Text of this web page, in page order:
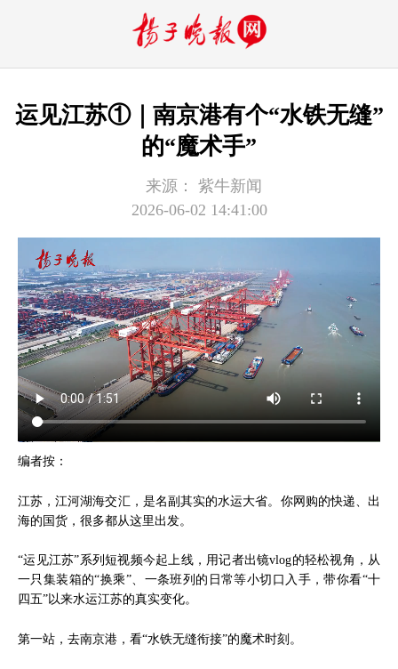
运见江苏①｜南京港有个“水铁无缝”
的“魔术手”
来源：
紫牛新闻
2026-06-02 14:41:00
编者按：
江苏，江河湖海交汇，是名副其实的水运大省。你网购的快递、出
海的国货，很多都从这里出发。
“运见江苏”系列短视频今起上线，用记者出镜vlog的轻松视角，从
一只集装箱的“换乘”、一条班列的日常等小切口入手，带你看“十
四五”以来水运江苏的真实变化。
第一站，去南京港，看“水铁无缝衔接”的魔术时刻。